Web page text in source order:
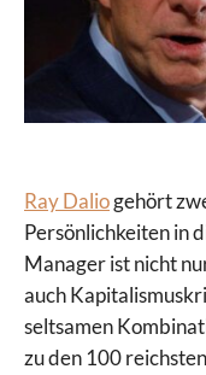
Ray Daliogehört
Persönlichkeiten in
Manager ist nicht
auch
seltsamen
zu den 100